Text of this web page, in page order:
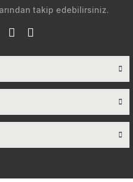
takip edebilirsiniz.